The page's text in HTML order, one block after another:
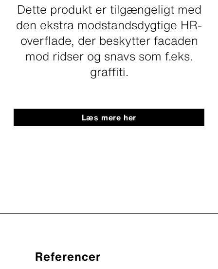
Dette produkt er tilgængeligt med
den ekstra modstandsdygtige HR-
overflade, der beskytter facaden
mod ridser og snavs som f.eks.
graffiti.
Læs mere her
Referencer